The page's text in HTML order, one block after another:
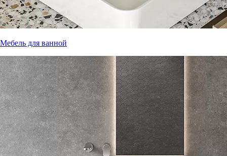
Мебель для ванной